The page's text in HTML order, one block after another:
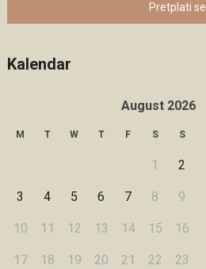
Pretplati se
Kalendar
August 2026
M T W T F S S
1 2
3 4 5 6 7 8 9
10 11 12 13 14 15 16
17 18 19 20 21 22 23